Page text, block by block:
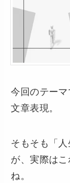
今回のテー
文章表現。
そもそも「
が、実際は
ね。